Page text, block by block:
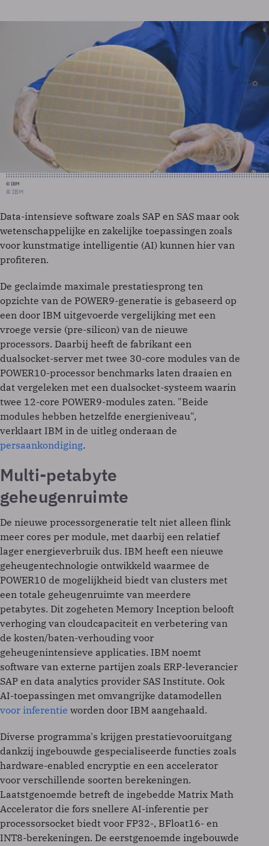
© IBM
© IBM
Data-intensieve software zoals SAP en SAS maar ook
wetenschappelijke en zakelijke toepassingen zoals
voor kunstmatige intelligentie (AI) kunnen hier van
profiteren.
De geclaimde maximale prestatiesprong ten
opzichte van de POWER9-generatie is gebaseerd op
een door IBM uitgevoerde vergelijking met een
vroege versie (pre-silicon) van de nieuwe
processors. Daarbij heeft de fabrikant een
dualsocket-server met twee 30-core modules van de
POWER10-processor benchmarks laten draaien en
dat vergeleken met een dualsocket-systeem waarin
twee 12-core POWER9-modules zaten. "Beide
modules hebben hetzelfde energieniveau",
verklaart IBM in de uitleg onderaan de
persaankondiging.
Multi-petabyte
geheugenruimte
De nieuwe processorgeneratie telt niet alleen flink
meer cores per module, met daarbij een relatief
lager energieverbruik dus. IBM heeft een nieuwe
geheugentechnologie ontwikkeld waarmee de
POWER10 de mogelijkheid biedt van clusters met
een totale geheugenruimte van meerdere
petabytes. Dit zogeheten Memory Inception belooft
verhoging van cloudcapaciteit en verbetering van
de kosten/baten-verhouding voor
geheugenintensieve applicaties. IBM noemt
software van externe partijen zoals ERP-leverancier
SAP en data analytics provider SAS Institute. Ook
AI-toepassingen met omvangrijke datamodellen
voor inferentie worden door IBM aangehaald.
Diverse programma's krijgen prestatievooruitgang
dankzij ingebouwde gespecialiseerde functies zoals
hardware-enabled encryptie en een accelerator
voor verschillende soorten berekeningen.
Laatstgenoemde betreft de ingebedde Matrix Math
Accelerator die fors snellere AI-inferentie per
processorsocket biedt voor FP32-, BFloat16- en
INT8-berekeningen. De eerstgenoemde ingebouwde